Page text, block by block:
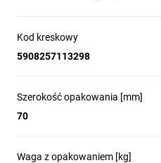
Kod kreskowy
5908257113298
Szerokość opakowania [mm]
70
Waga z opakowaniem [kg]